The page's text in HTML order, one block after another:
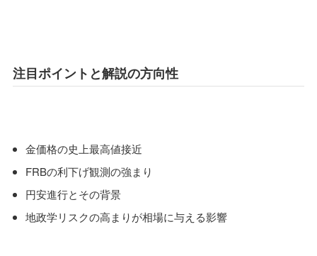
注目ポイントと解説の方向性
金価格の史上最高値接近
FRBの利下げ観測の強まり
円安進行とその背景
地政学リスクの高まりが相場に与える影響